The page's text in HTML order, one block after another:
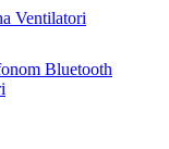
Ventilatori
Bluetooth